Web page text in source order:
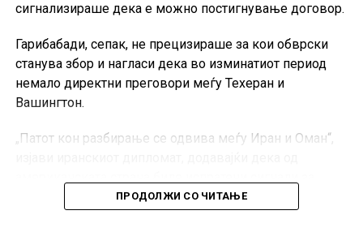
сигнализираше дека е можно постигнување договор.
Гарибабади, сепак, не прецизираше за кои обврски
станува збор и нагласи дека во изминатиот период
немало директни преговори меѓу Техеран и
Вашингтон.
„Патот кон разбирање се одвива меѓу Иран и Оман“,
враќање кон претходните договори.
ПРОДОЛЖИ СО ЧИТАЊЕ